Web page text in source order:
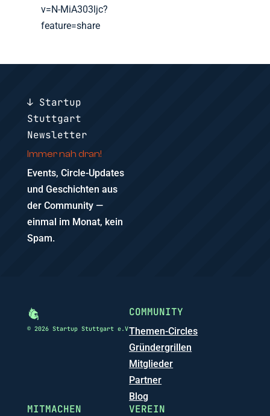
v=N-MiA303ljc?
feature=share
↓ Startup
Stuttgart
Newsletter
Immer nah dran!
Events, Circle-Updates
und Geschichten aus
der Community —
einmal im Monat, kein
Spam.
© 2026 Startup Stuttgart e.V
COMMUNITY
Themen-Circles
Gründergrillen
Mitglieder
Partner
Blog
MITMACHEN VEREIN